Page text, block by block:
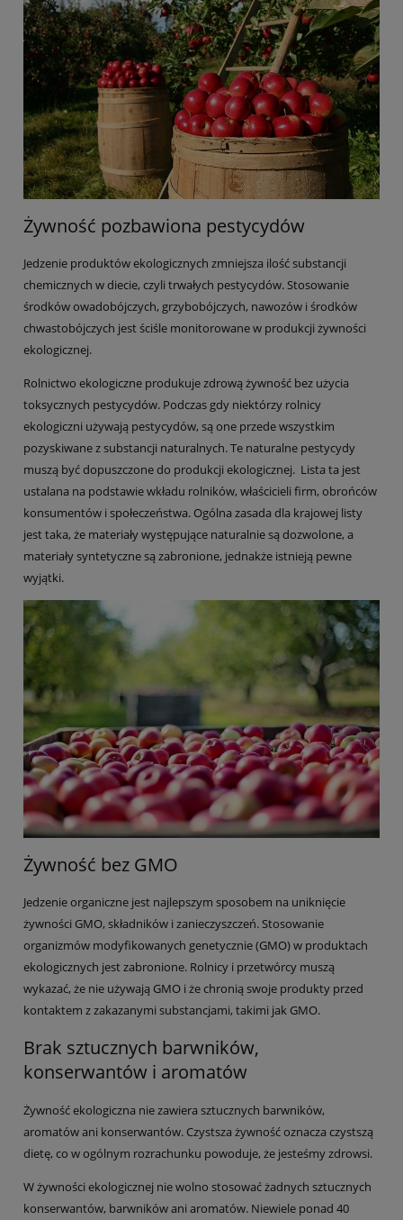
Żywność pozbawiona pestycydów
Jedzenie produktów ekologicznych zmniejsza ilość substancji
chemicznych w diecie, czyli trwałych pestycydów. Stosowanie
środków owadobójczych, grzybobójczych, nawozów i środków
chwastobójczych jest ściśle monitorowane w produkcji żywności
ekologicznej.
Rolnictwo ekologiczne produkuje zdrową żywność bez użycia
toksycznych pestycydów. Podczas gdy niektórzy rolnicy
ekologiczni używają pestycydów, są one przede wszystkim
pozyskiwane z substancji naturalnych. Te naturalne pestycydy
muszą być dopuszczone do produkcji ekologicznej. Lista ta jest
ustalana na podstawie wkładu rolników, właścicieli firm, obrońców
konsumentów i społeczeństwa. Ogólna zasada dla krajowej listy
jest taka, że materiały występujące naturalnie są dozwolone, a
materiały syntetyczne są zabronione, jednakże istnieją pewne
wyjątki.
Żywność bez GMO
Jedzenie organiczne jest najlepszym sposobem na uniknięcie
żywności GMO, składników i zanieczyszczeń. Stosowanie
organizmów modyfikowanych genetycznie (GMO) w produktach
ekologicznych jest zabronione. Rolnicy i przetwórcy muszą
wykazać, że nie używają GMO i że chronią swoje produkty przed
kontaktem z zakazanymi substancjami, takimi jak GMO.
Brak sztucznych barwników,
konserwantów i aromatów
Żywność ekologiczna nie zawiera sztucznych barwników,
aromatów ani konserwantów. Czystsza żywność oznacza czystszą
dietę, co w ogólnym rozrachunku powoduje, że jesteśmy zdrowsi.
W żywności ekologicznej nie wolno stosować żadnych sztucznych
konserwantów, barwników ani aromatów. Niewiele ponad 40